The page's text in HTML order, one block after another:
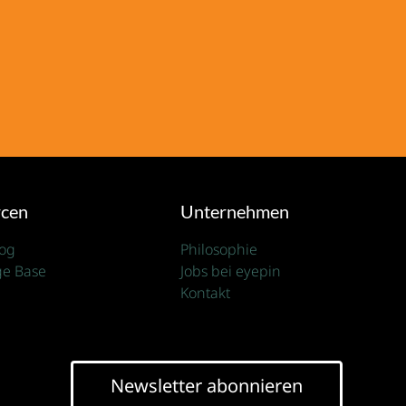
Base
Unternehmen
Philosophie
Jobs bei eyepin
Kontakt
Newsletter abonnieren